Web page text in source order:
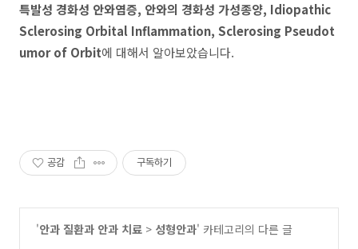
특발성 경화성 안와염증, 안와의 경화성 가성종양, Idiopathic
Sclerosing Orbital Inflammation, Sclerosing Pseudot
umor of Orbit에 대해서 알아보았습니다.
공감 구독하기
'안과 질환과 안과 치료 > 성형안과' 카테고리의 다른 글